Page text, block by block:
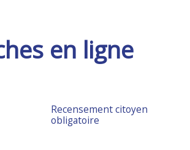
en ligne
Recensement citoyen
obligatoire